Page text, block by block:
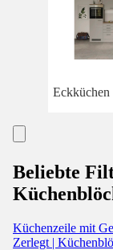
Eckküchen
Beliebte
Küchenzeile mit
Zerlegt |